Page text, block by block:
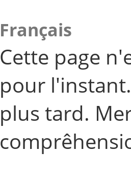
Français
Cette page
pour
plus tard.